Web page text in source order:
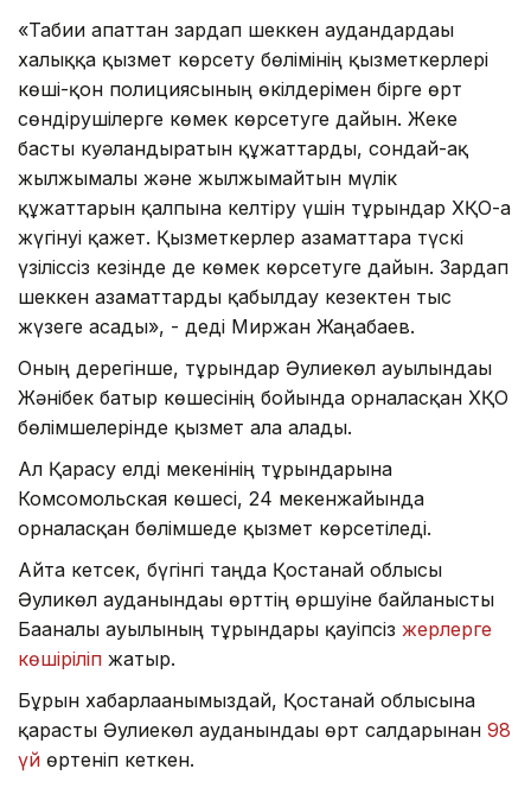
«Табиғи апаттан зардап шеккен аудандардағы
халыққа қызмет көрсету бөлімінің қызметкерлері
көші-қон полициясының өкілдерімен бірге өрт
сөндірушілерге көмек көрсетуге дайын. Жеке
басты куәландыратын құжаттарды, сондай-ақ
жылжымалы және жылжымайтын мүлік
құжаттарын қалпына келтіру үшін тұрғындар ХҚО-ға
жүгінуі қажет. Қызметкерлер азаматтарға түскі
үзіліссіз кезінде де көмек көрсетуге дайын. Зардап
шеккен азаматтарды қабылдау кезектен тыс
жүзеге асады», - деді Миржан Жаңабаев.
Оның дерегінше, тұрғындар Әулиекөл ауылындағы
Жәнібек батыр көшесінің бойында орналасқан ХҚО
бөлімшелерінде қызмет ала алады.
Ал Қарасу елді мекенінің тұрғындарына
Комсомольская көшесі, 24 мекенжайында
орналасқан бөлімшеде қызмет көрсетіледі.
Айта кетсек, бүгінгі таңда Қостанай облысы
Әуликөл ауданындағы өрттің өршуіне байланысты
Бағаналы ауылының тұрғындары қауіпсіз жерлерге
көшіріліп жатыр.
Бұрын хабарлағанымыздай, Қостанай облысына
қарасты Әулиекөл ауданындағы өрт салдарынан 98
үй өртеніп кеткен.